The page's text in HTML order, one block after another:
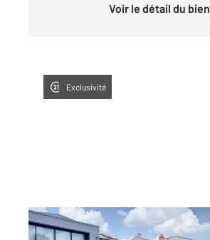
Voir le détail du bien
Exclusivité
NANCY 54
2